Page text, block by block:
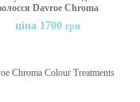
Davroe Chroma
Treatments Perfectly
Nude, 200 мл
ціна 1700 грн